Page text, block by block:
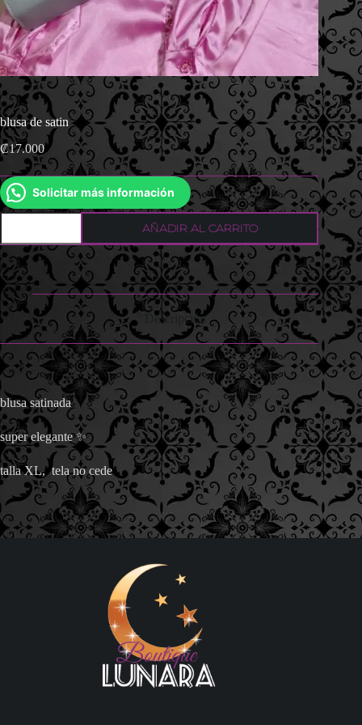
blusa de satin
₡17.000
Solicitar más información
blusa
satin
cantidad
AÑADIR AL CARRITO
Descripción
blusa satinada
super elegante ✨
talla XL, tela no cede